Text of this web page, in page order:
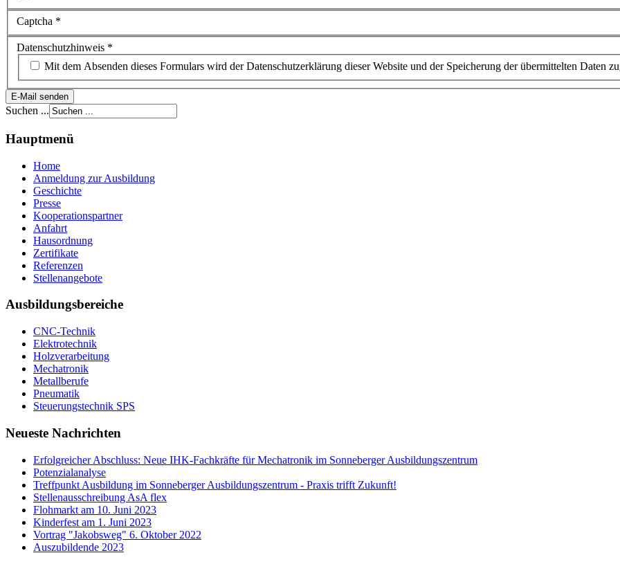
Captcha *
Datenschutzhinweis *
Mit dem Absenden dieses Formulars wird der Datenschutzerklärung dieser Website und der Speicherung der übermittelten Daten
E-Mail senden
Suchen ...
Hauptmenü
Home
Anmeldung zur Ausbildung
Geschichte
Presse
Kooperationspartner
Anfahrt
Hausordnung
Zertifikate
Referenzen
Stellenangebote
Ausbildungsbereiche
CNC-Technik
Elektrotechnik
Holzverarbeitung
Mechatronik
Metallberufe
Pneumatik
Steuerungstechnik SPS
Neueste Nachrichten
Erfolgreicher Abschluss: Neue IHK-Fachkräfte für Mechatronik im Sonneberger Ausbildungszentrum
Potenzialanalyse
Treffpunkt Ausbildung im Sonneberger Ausbildungszentrum - Praxis trifft Zukunft!
Stellenausschreibung AsA flex
Flohmarkt am 10. Juni 2023
Kinderfest am 1. Juni 2023
Vortrag "Jakobsweg" 6. Oktober 2022
Auszubildende 2023